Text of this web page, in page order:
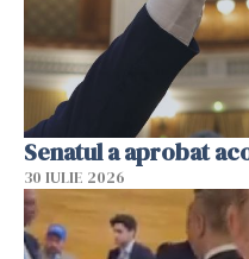
Senatul a aprobat
30 IULIE 2026